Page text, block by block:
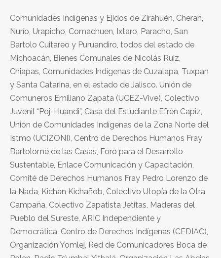
Comunidades Indígenas y Ejidos de Zirahuén, Cheran,
Nurío, Urapicho, Comachuen, Ixtaro, Paracho, San
Bartolo Cuitareo y Puruandiro, todos del estado de
Michoacán, Bienes Comunales de Nicolás Ruiz,
Chiapas, Comunidades Indígenas de Cuzalapa, Tuxpan
y Santa Catarina, en el estado de Jalisco. Unión de
Comuneros Emiliano Zapata (UCEZ-Vive), Colectivo
Juvenil “Poj-Huandi”, Casa del Estudiante Efrén Capiz,
Unión de Comunidades Indígenas de la Zona Norte del
Istmo (UCIZONI), Centro de Derechos Humanos Fray
Bartolomé de las Casas, Foro para el Desarrollo
Sustentable, Enlace Comunicación y Capacitación,
Comité de Derechos Humanos Fray Pedro Lorenzo de
la Nada, Kichan Kichañob, Colectivo Utopía de la Otra
Campaña, Colectivo Zapatista Jetitas, Maderas del
Pueblo del Sureste, ARIC Independiente y
Democrática, Centro de Derechos Indígenas (CEDIAC),
Organización Yomlej, Red de Comunicadores Boca de